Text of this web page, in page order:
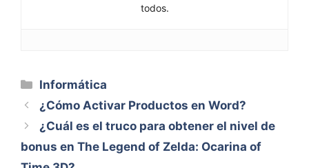
todos.
Categorías
Informática
¿Cómo Activar Productos en Word?
¿Cuál es el truco para obtener el nivel de
bonus en The Legend of Zelda: Ocarina of